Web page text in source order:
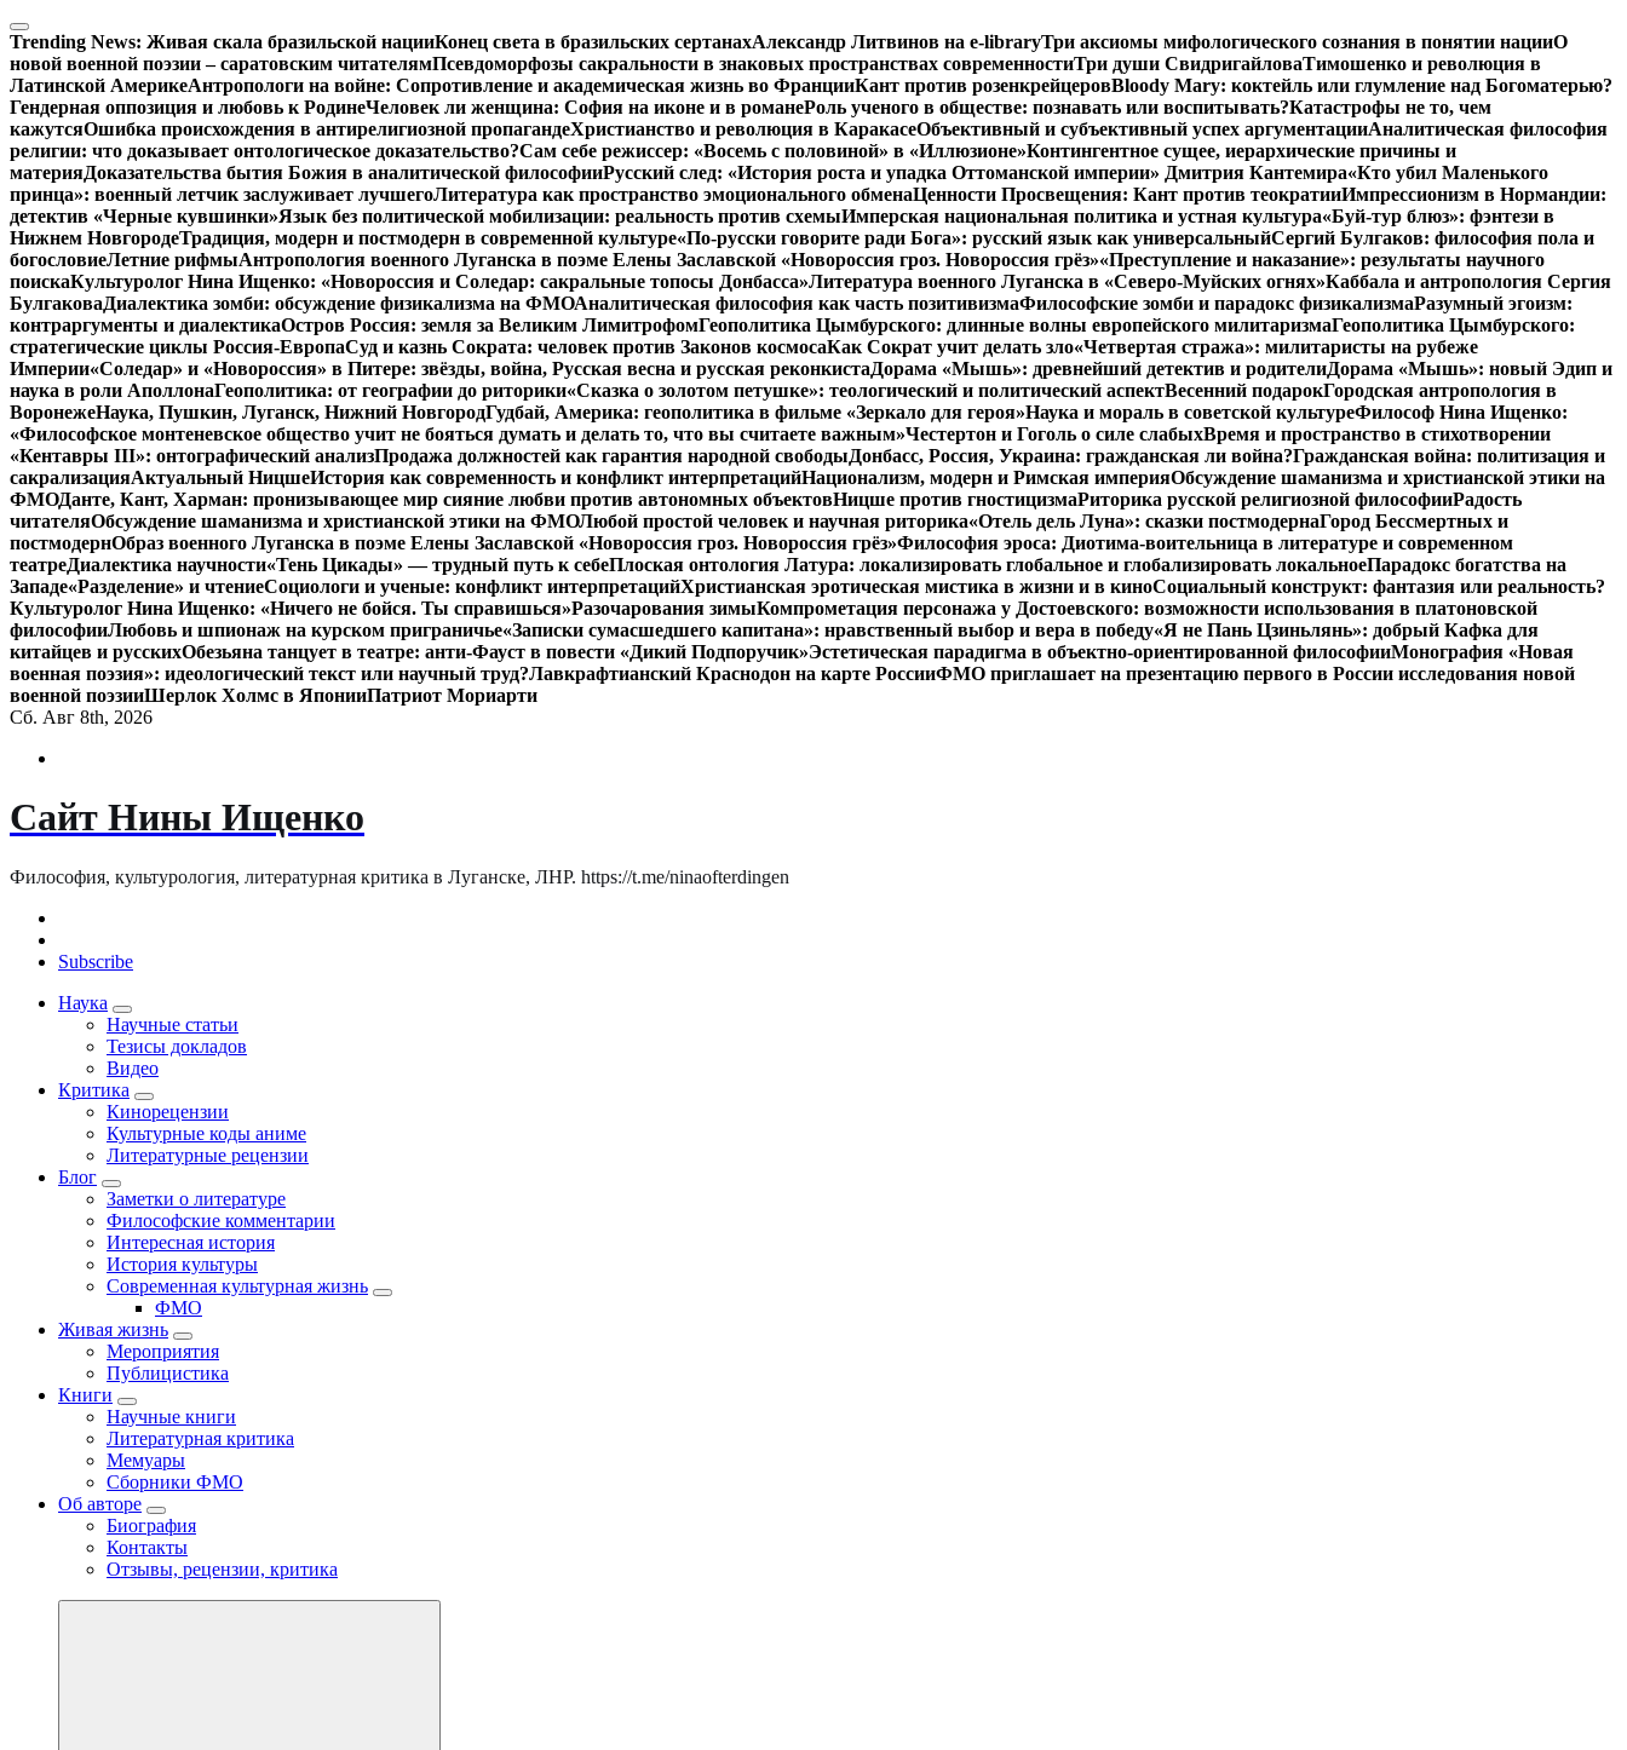
Перейти
к
содержимому
Trending News: Живая скала бразильской нацииКонец света в бразильских сертанахАлександр Литвинов на e-libraryТри аксиомы мифологического сознания в понятии нацииО
новой военной поэзии – саратовским читателямПсевдоморфозы сакральности в знаковых пространствах современностиТри души СвидригайловаТимошенко и революция в
Латинской АмерикеАнтропологи на войне: Сопротивление и академическая жизнь во ФранцииКант против розенкрейцеровBloody Mary: коктейль или глумление над Богоматерью?
Гендерная оппозиция и любовь к РодинеЧеловек ли женщина: София на иконе и в романеРоль ученого в обществе: познавать или воспитывать?Катастрофы не то, чем
кажутсяОшибка происхождения в антирелигиозной пропагандеХристианство и революция в КаракасеОбъективный и субъективный успех аргументацииАналитическая философия
религии: что доказывает онтологическое доказательство?Сам себе режиссер: «Восемь с половиной» в «Иллюзионе»Контингентное сущее, иерархические причины и
материяДоказательства бытия Божия в аналитической философииРусский след: «История роста и упадка Оттоманской империи» Дмитрия Кантемира«Кто убил Маленького
принца»: военный летчик заслуживает лучшегоЛитература как пространство эмоционального обменаЦенности Просвещения: Кант против теократииИмпрессионизм в Нормандии:
детектив «Черные кувшинки»Язык без политической мобилизации: реальность против схемыИмперская национальная политика и устная культура«Буй-тур блюз»: фэнтези в
Нижнем НовгородеТрадиция, модерн и постмодерн в современной культуре«По-русски говорите ради Бога»: русский язык как универсальныйСергий Булгаков: философия пола и
богословиеЛетние рифмыАнтропология военного Луганска в поэме Елены Заславской «Новороссия гроз. Новороссия грёз»«Преступление и наказание»: результаты научного
поискаКультуролог Нина Ищенко: «Новороссия и Соледар: сакральные топосы Донбасса»Литература военного Луганска в «Северо-Муйских огнях»Каббала и антропология Сергия
БулгаковаДиалектика зомби: обсуждение физикализма на ФМОАналитическая философия как часть позитивизмаФилософские зомби и парадокс физикализмаРазумный эгоизм:
контраргументы и диалектикаОстров Россия: земля за Великим ЛимитрофомГеополитика Цымбурского: длинные волны европейского милитаризмаГеополитика Цымбурского:
стратегические циклы Россия-ЕвропаСуд и казнь Сократа: человек против Законов космосаКак Сократ учит делать зло«Четвертая стража»: милитаристы на рубеже
Империи«Соледар» и «Новороссия» в Питере: звёзды, война, Русская весна и русская реконкистаДорама «Мышь»: древнейший детектив и родителиДорама «Мышь»: новый Эдип и
наука в роли АполлонаГеополитика: от географии до риторики«Сказка о золотом петушке»: теологический и политический аспектВесенний подарокГородская антропология в
ВоронежеНаука, Пушкин, Луганск, Нижний НовгородГудбай, Америка: геополитика в фильме «Зеркало для героя»Наука и мораль в советской культуреФилософ Нина Ищенко:
«Философское монтеневское общество учит не бояться думать и делать то, что вы считаете важным»Честертон и Гоголь о силе слабыхВремя и пространство в стихотворении
«Кентавры III»: онтографический анализПродажа должностей как гарантия народной свободыДонбасс, Россия, Украина: гражданская ли война?Гражданская война: политизация и
сакрализацияАктуальный НицшеИстория как современность и конфликт интерпретацийНационализм, модерн и Римская империяОбсуждение шаманизма и христианской этики на
ФМОДанте, Кант, Харман: пронизывающее мир сияние любви против автономных объектовНицше против гностицизмаРиторика русской религиозной философииРадость
читателяОбсуждение шаманизма и христианской этики на ФМОЛюбой простой человек и научная риторика«Отель дель Луна»: сказки постмодернаГород Бессмертных и
постмодернОбраз военного Луганска в поэме Елены Заславской «Новороссия гроз. Новороссия грёз»Философия эроса: Диотима-воительница в литературе и современном
театреДиалектика научности«Тень Цикады» — трудный путь к себеПлоская онтология Латура: локализировать глобальное и глобализировать локальноеПарадокс богатства на
Западе«Разделение» и чтениеСоциологи и ученые: конфликт интерпретацийХристианская эротическая мистика в жизни и в киноСоциальный конструкт: фантазия или реальность?
Культуролог Нина Ищенко: «Ничего не бойся. Ты справишься»Разочарования зимыКомпрометация персонажа у Достоевского: возможности использования в платоновской
философииЛюбовь и шпионаж на курском приграничье«Записки сумасшедшего капитана»: нравственный выбор и вера в победу«Я не Пань Цзиньлянь»: добрый Кафка для
китайцев и русскихОбезьяна танцует в театре: анти-Фауст в повести «Дикий Подпоручик»Эстетическая парадигма в объектно-ориентированной философииМонография «Новая
военная поэзия»: идеологический текст или научный труд?Лавкрафтианский Краснодон на карте РоссииФМО приглашает на презентацию первого в России исследования новой
военной поэзииШерлок Холмс в ЯпонииПатриот Мориарти
Сб. Авг 8th, 2026
Сайт Нины Ищенко
Философия, культурология, литературная критика в Луганске, ЛНР. https://t.me/ninaofterdingen
Subscribe
Наука
Научные статьи
Тезисы докладов
Видео
Критика
Кинорецензии
Культурные коды аниме
Литературные рецензии
Блог
Заметки о литературе
Философские комментарии
Интересная история
История культуры
Современная культурная жизнь
ФМО
Живая жизнь
Мероприятия
Публицистика
Книги
Научные книги
Литературная критика
Мемуары
Сборники ФМО
Об авторе
Биография
Контакты
Отзывы, рецензии, критика